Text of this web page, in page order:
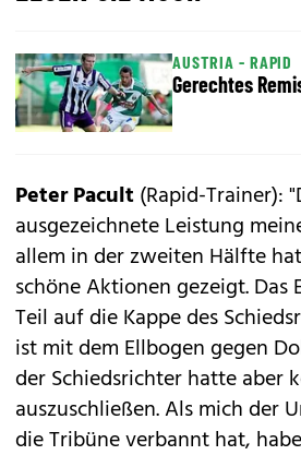
AUSTRIA - RAPID
Gerechtes
Peter Pacult(Rapid-Trainer):
ausgezeichnete Leistung
allem in der zweiten Hälfte
schöne Aktionen gezeigt. Das
Teil auf die Kappe des
ist mit dem Ellbogen gegen
der Schiedsrichter hatte aber
auszuschließen. Als mich der
die Tribüne verbannt hat,